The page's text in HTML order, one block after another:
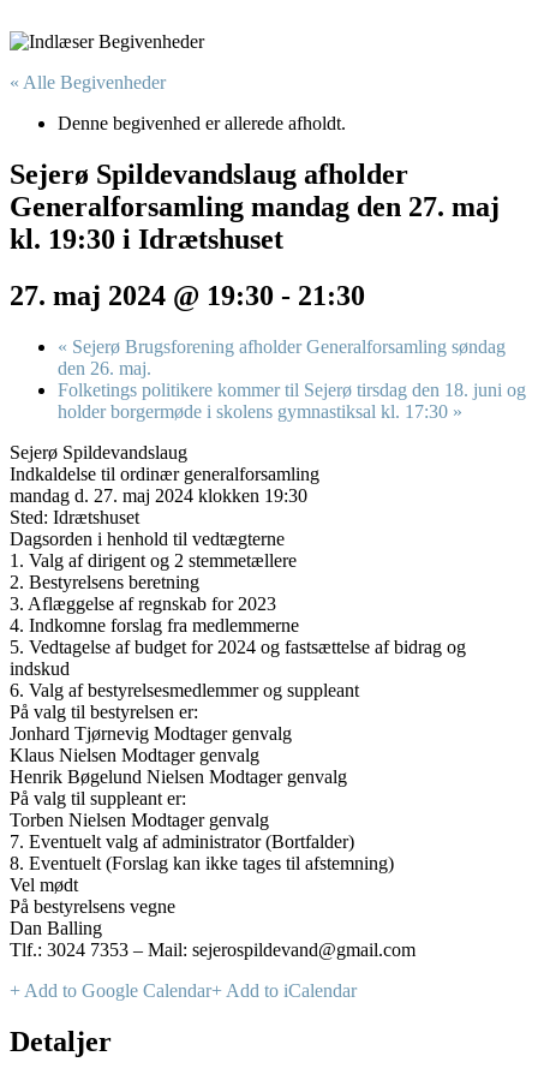
« Alle Begivenheder
Denne begivenhed er allerede afholdt.
Sejerø Spildevandslaug afholder
Generalforsamling mandag den 27. maj
kl. 19:30 i Idrætshuset
27. maj 2024 @ 19:30 - 21:30
« Sejerø Brugsforening afholder Generalforsamling søndag
den 26. maj.
Folketings politikere kommer til Sejerø tirsdag den 18. juni og
holder borgermøde i skolens gymnastiksal kl. 17:30 »
Sejerø Spildevandslaug
Indkaldelse til ordinær generalforsamling
mandag d. 27. maj 2024 klokken 19:30
Sted: Idrætshuset
Dagsorden i henhold til vedtægterne
1. Valg af dirigent og 2 stemmetællere
2. Bestyrelsens beretning
3. Aflæggelse af regnskab for 2023
4. Indkomne forslag fra medlemmerne
5. Vedtagelse af budget for 2024 og fastsættelse af bidrag og
indskud
6. Valg af bestyrelsesmedlemmer og suppleant
På valg til bestyrelsen er:
Jonhard Tjørnevig Modtager genvalg
Klaus Nielsen Modtager genvalg
Henrik Bøgelund Nielsen Modtager genvalg
På valg til suppleant er:
Torben Nielsen Modtager genvalg
7. Eventuelt valg af administrator (Bortfalder)
8. Eventuelt (Forslag kan ikke tages til afstemning)
Vel mødt
På bestyrelsens vegne
Dan Balling
Tlf.: 3024 7353 – Mail: sejerospildevand@gmail.com
+ Add to Google Calendar+ Add to iCalendar
Detaljer